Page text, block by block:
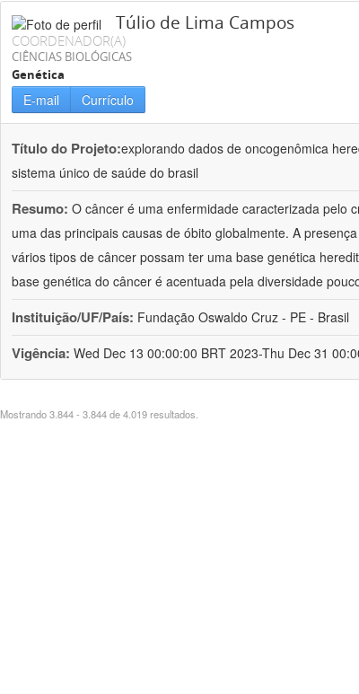
Túlio de Lima Campos
COORDENADOR(A)
CIÊNCIAS BIOLÓGICAS
Genética
E-mail Currículo
Título do Projeto:explorando dados de oncogenômica
sistema único de saúde do brasil
Resumo: O câncer é uma enfermidade caracterizada pelo
uma das principais causas de óbito globalmente. A
vários tipos de câncer possam ter uma base genética
base genética do câncer é acentuada pela diversidade
Instituição/UF/País: Fundação Oswaldo Cruz - PE - Brasil
Vigência: Wed Dec 13 00:00:00 BRT 2023-Thu Dec 31
Mostrando 3.844 - 3.844 de 4.019 resultados.